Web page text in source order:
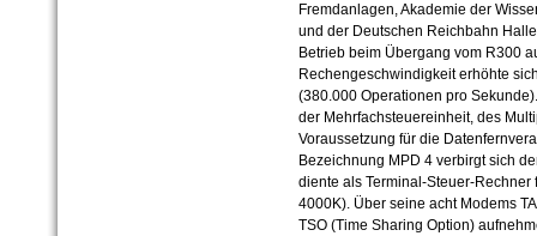
Fremdanlagen, Akademie der
und der Deutschen Reichbahn
Betrieb beim Übergang vom R300
Rechengeschwindigkeit erhöhte
(380.000 Operationen pro
der Mehrfachsteuereinheit, des
Voraussetzung für die
Bezeichnung MPD 4 verbirgt sich
diente als Terminal-Steuer-
4000K). Über seine acht Modems
TSO (Time Sharing Option)